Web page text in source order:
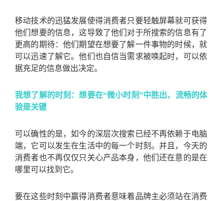
移动技术的迅猛发展使得消费者只要轻触屏幕就可获得
他们想要的信息，这导致了他们对于所搜索的信息有了
更高的期待：他们期望在想要了解一件事物的时候，就
可以迅速了解它。他们也自信当需求被唤起时，可以依
据充足的信息做出决定。
我想了解的时刻：想要在“微小时刻”中胜出，流畅的体
验是关键
可以确性的是，如今的深层次搜索已经不再依赖于电脑
端，它可以发生在生活中的每一个时刻。并且，今天的
消费者也不再仅仅只关心产品本身，他们还在意的是在
哪里可以找到它。
要在这些时刻中赢得消费者意味着品牌主必须站在消费